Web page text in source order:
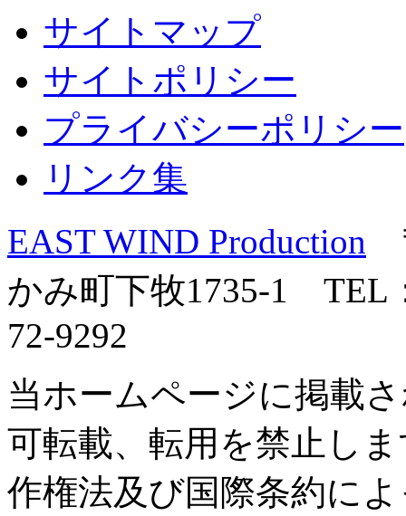
サイトマップ
サイトポリシー
プライバシーポリシー
リンク集
EAST WIND Production
かみ町下牧1735-1 TEL
72-9292
当ホームページに掲載
可転載、転用を禁止し
作権法及び国際条約に